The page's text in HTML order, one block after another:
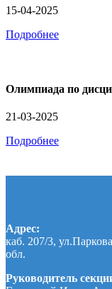
15-04-2025
Подробнее
Олимпиада по
21-03-2025
Подробнее
Адрес:
каб. 207/3,
обл.
Руководитель